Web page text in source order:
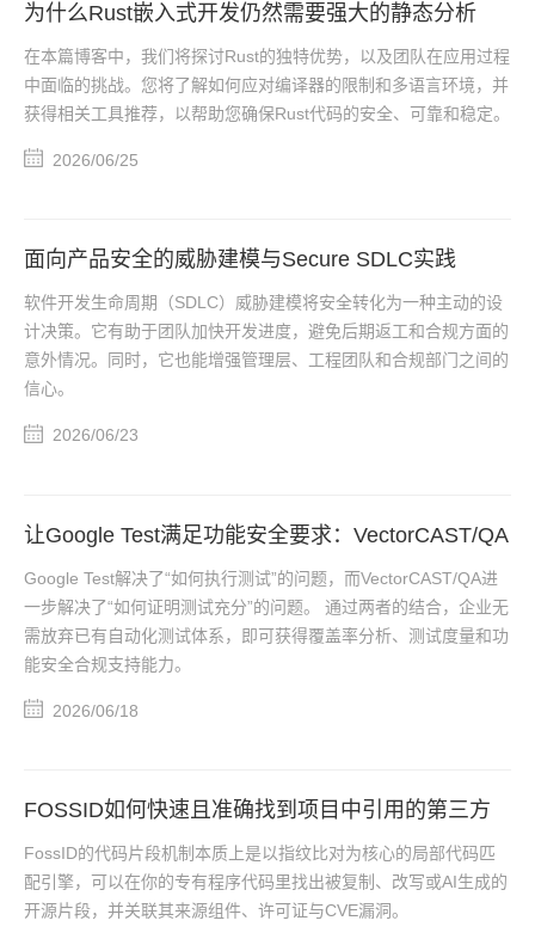
为什么Rust嵌入式开发仍然需要强大的静态分析
在本篇博客中，我们将探讨Rust的独特优势，以及团队在应用过程
中面临的挑战。您将了解如何应对编译器的限制和多语言环境，并
获得相关工具推荐，以帮助您确保Rust代码的安全、可靠和稳定。
2026/06/25
面向产品安全的威胁建模与Secure SDLC实践
软件开发生命周期（SDLC）威胁建模将安全转化为一种主动的设
计决策。它有助于团队加快开发进度，避免后期返工和合规方面的
意外情况。同时，它也能增强管理层、工程团队和合规部门之间的
信心。
2026/06/23
让Google Test满足功能安全要求：VectorCAST/QA
构建可量化的测试覆盖率分析体系
Google Test解决了“如何执行测试”的问题，而VectorCAST/QA进
一步解决了“如何证明测试充分”的问题。 通过两者的结合，企业无
需放弃已有自动化测试体系，即可获得覆盖率分析、测试度量和功
能安全合规支持能力。
2026/06/18
FOSSID如何快速且准确找到项目中引用的第三方
代码
FossID的代码片段机制本质上是以指纹比对为核心的局部代码匹
配引擎，可以在你的专有程序代码里找出被复制、改写或AI生成的
开源片段，并关联其来源组件、许可证与CVE漏洞。